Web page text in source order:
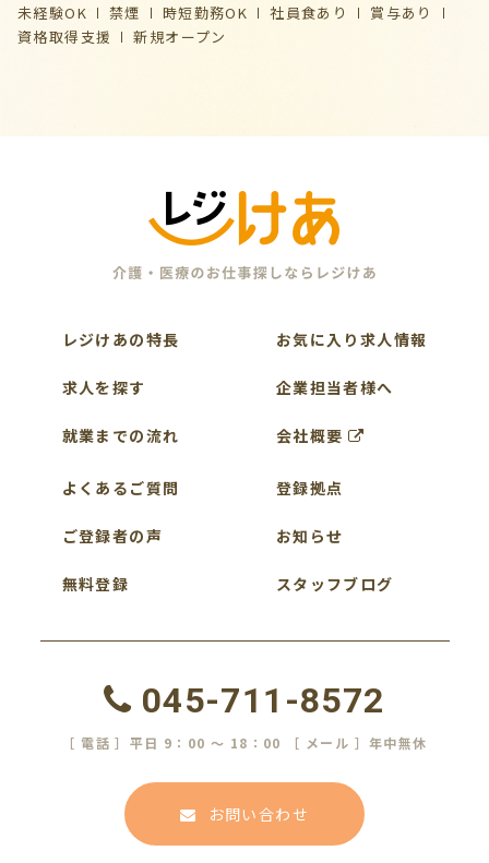
未経験OK
禁煙 時短勤務OK 社員食あり
賞与あり
資格取得支援
新規オープン
レジけあの特長
求人を探す
就業までの流れ
よくあるご質問
ご登録者の声
無料登録
お気に入り求人情報
企業担当者様へ
会社概要
登録拠点
お知らせ
スタッフブログ
045-711-8572
［ 電話 ］平日 9：00 ～ 18：00 ［ メール ］年中無休
お問い合わせ